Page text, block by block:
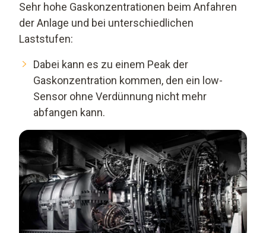
Sehr hohe Gaskonzentrationen beim Anfahren
der Anlage und bei unterschiedlichen
Laststufen:
Dabei kann es zu einem Peak der
Gaskonzentration kommen, den ein low-
Sensor ohne Verdünnung nicht mehr
abfangen kann.